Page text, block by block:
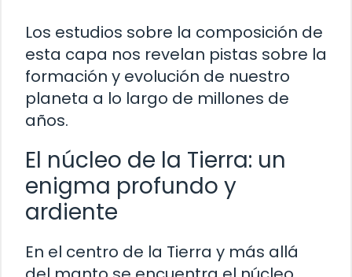
Los estudios sobre la composición de
esta capa nos revelan pistas sobre la
formación y evolución de nuestro
planeta a lo largo de millones de
años.
El núcleo de la Tierra: un
enigma profundo y
ardiente
En el centro de la Tierra y más allá